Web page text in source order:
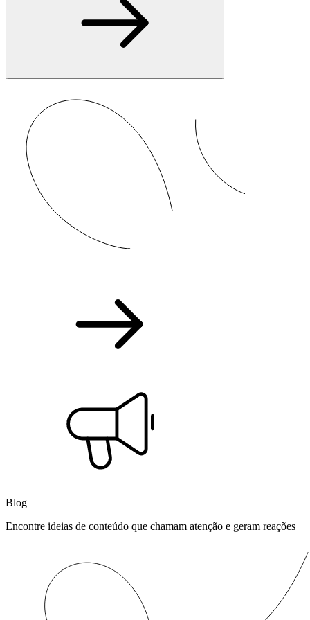
Blog
Encontre ideias de conteúdo que chamam atenção e geram reações